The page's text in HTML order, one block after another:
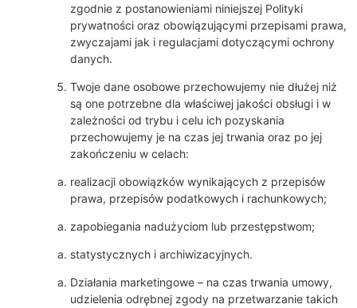
zgodnie z postanowieniami niniejszej Polityki
prywatności oraz obowiązującymi przepisami prawa,
zwyczajami jak i regulacjami dotyczącymi ochrony
danych.
Twoje dane osobowe przechowujemy nie dłużej niż
są one potrzebne dla właściwej jakości obsługi i w
zależności od trybu i celu ich pozyskania
przechowujemy je na czas jej trwania oraz po jej
zakończeniu w celach:
realizacji obowiązków wynikających z przepisów
prawa, przepisów podatkowych i rachunkowych;
zapobiegania nadużyciom lub przestępstwom;
statystycznych i archiwizacyjnych.
Działania marketingowe – na czas trwania umowy,
udzielenia odrębnej zgody na przetwarzanie takich